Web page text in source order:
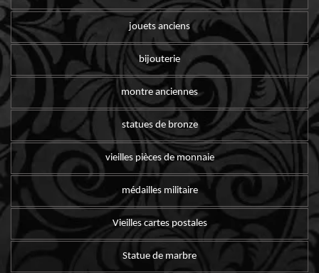
jouets anciens
bijouterie
montre anciennes
statues de bronze
vieilles pièces de monnaie
médailles militaire
Vieilles cartes postales
Statue de marbre